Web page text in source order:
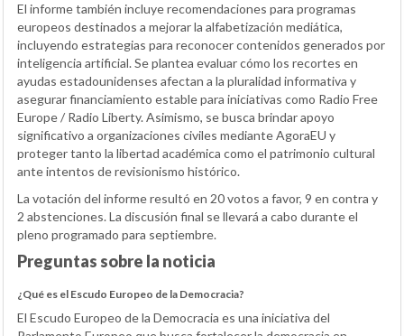
El informe también incluye recomendaciones para programas
europeos destinados a mejorar la alfabetización mediática,
incluyendo estrategias para reconocer contenidos generados por
inteligencia artificial. Se plantea evaluar cómo los recortes en
ayudas estadounidenses afectan a la pluralidad informativa y
asegurar financiamiento estable para iniciativas como Radio Free
Europe / Radio Liberty. Asimismo, se busca brindar apoyo
significativo a organizaciones civiles mediante AgoraEU y
proteger tanto la libertad académica como el patrimonio cultural
ante intentos de revisionismo histórico.
La votación del informe resultó en 20 votos a favor, 9 en contra y
2 abstenciones. La discusión final se llevará a cabo durante el
pleno programado para septiembre.
Preguntas sobre la noticia
¿Qué es el Escudo Europeo de la Democracia?
El Escudo Europeo de la Democracia es una iniciativa del